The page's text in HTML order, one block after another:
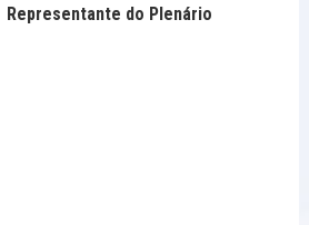
Representante do Plenário